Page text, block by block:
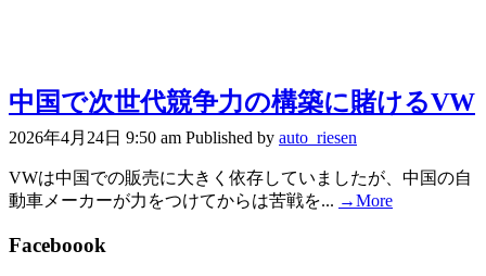
中国で次世代競争力の構築に賭けるVW
2026年4月24日 9:50 am Published by auto_riesen
VWは中国での販売に大きく依存していましたが、中国の自
動車メーカーが力をつけてからは苦戦を... →More
Faceboook